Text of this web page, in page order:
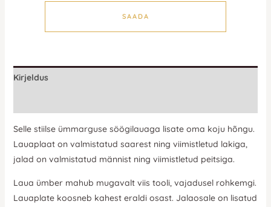
SAADA
Kirjeldus
Selle stiilse ümmarguse söögilauaga lisate oma koju hõngu.
Lauaplaat on valmistatud saarest ning viimistletud lakiga,
jalad on valmistatud männist ning viimistletud peitsiga.
Laua ümber mahub mugavalt viis tooli, vajadusel rohkemgi.
Lauaplate koosneb kahest eraldi osast. Jalaosale on lisatud